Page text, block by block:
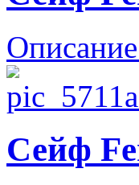
Описание
Сейф